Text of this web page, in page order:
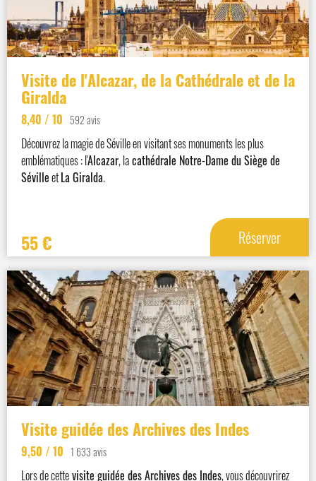
Visite de l'Alcazar, de la Cathédrale et de la
Giralda
8,40 / 10 592 avis
Découvrez la magie de Séville en visitant ses monuments les plus
emblématiques : l'Alcazar, lacathédrale Notre-Dame du Siège de
SévilleetLa Giralda.
55€ Réserver
Visite guidée des Archives des Indes
9,50 / 10 1 633 avis
Lors de cettevisite guidée des Archives des Indes, vous découvrirez